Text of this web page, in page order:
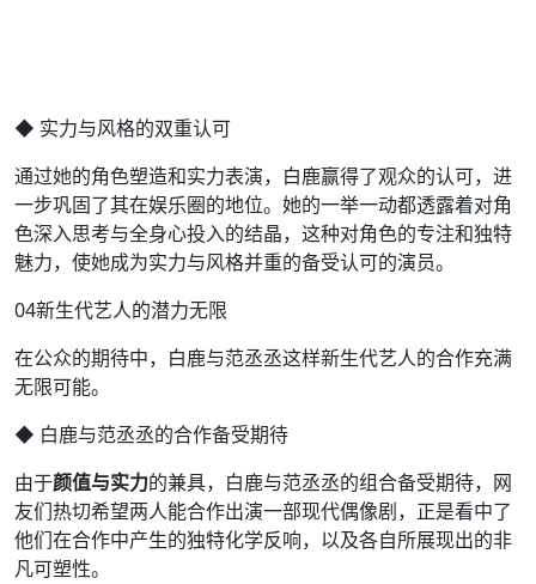
◆ 实力与风格的双重认可
通过她的角色塑造和实力表演，白鹿赢得了观众的认可，进
一步巩固了其在娱乐圈的地位。她的一举一动都透露着对角
色深入思考与全身心投入的结晶，这种对角色的专注和独特
魅力，使她成为实力与风格并重的备受认可的演员。
04新生代艺人的潜力无限
在公众的期待中，白鹿与范丞丞这样新生代艺人的合作充满
无限可能。
◆ 白鹿与范丞丞的合作备受期待
由于颜值与实力的兼具，白鹿与范丞丞的组合备受期待，网
友们热切希望两人能合作出演一部现代偶像剧，正是看中了
他们在合作中产生的独特化学反响，以及各自所展现出的非
凡可塑性。